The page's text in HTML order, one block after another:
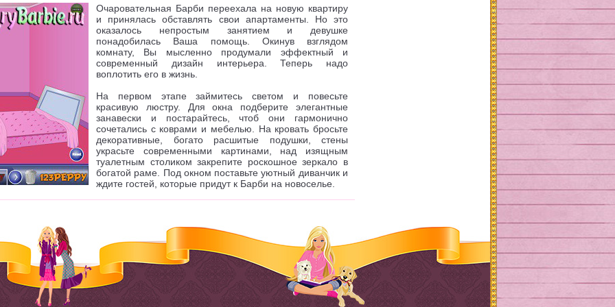
Очаровательная Барби переехала на новую квартиру
и принялась обставлять свои апартаменты. Но это
оказалось непростым занятием и девушке
понадобилась Ваша помощь. Окинув взглядом
комнату, Вы мысленно продумали эффектный и
современный дизайн интерьера. Теперь надо
воплотить его в жизнь.
На первом этапе займитесь светом и повесьте
красивую люстру. Для окна подберите элегантные
занавески и постарайтесь, чтоб они гармонично
сочетались с коврами и мебелью. На кровать бросьте
декоративные, богато расшитые подушки, стены
украсьте современными картинами, над изящным
туалетным столиком закрепите роскошное зеркало в
богатой раме. Под окном поставьте уютный диванчик и
ждите гостей, которые придут к Барби на новоселье.